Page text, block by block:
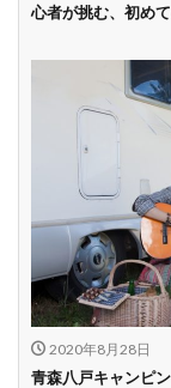
心者が挑む、初め
2020年8月28日
青森八戸キャンピ